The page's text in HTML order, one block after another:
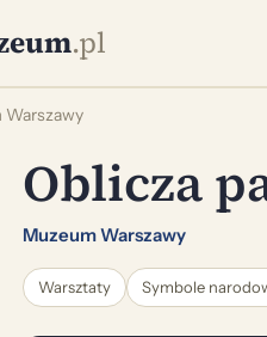
.pl
Warszawy
Oblicza
Muzeum Warszawy
Warsztaty Symbole